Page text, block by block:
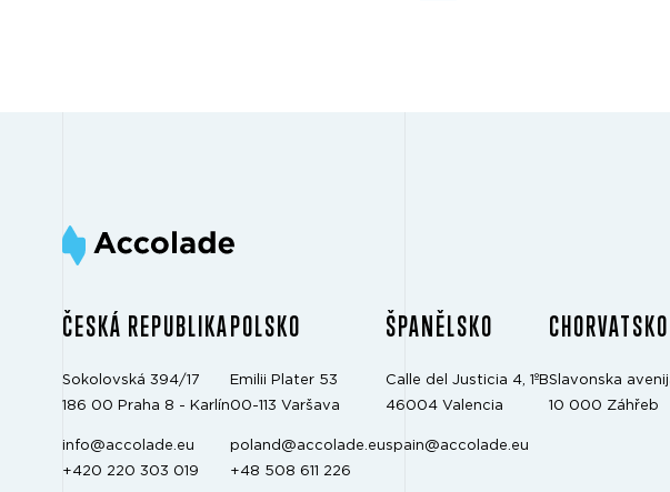
ČESKÁ REPUBLIKA
Sokolovská 394/17
186 00 Praha 8 - Karlín
info@accolade.eu
+420 220 303 019
POLSKO
Emilii Plater 53
00-113 Varšava
poland@accolade.eu
+48 508 611 226
ŠPANĚLSKO
Calle del Justicia 4, 1ºB
46004 Valencia
spain@accolade.eu
CHORVATSKO
Slavonska
10 000 Záhřeb